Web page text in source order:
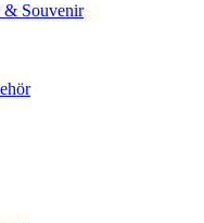
& Souvenir